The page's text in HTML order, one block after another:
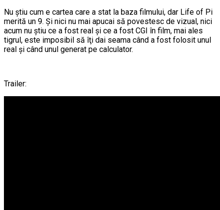
Nu ştiu cum e cartea care a stat la baza filmului, dar Life of Pi
merită un 9. Şi nici nu mai apucai să povestesc de vizual, nici
acum nu ştiu ce a fost real şi ce a fost CGI în film, mai ales
tigrul, este imposibil să îţi dai seama când a fost folosit unul
real şi când unul generat pe calculator.
Trailer: